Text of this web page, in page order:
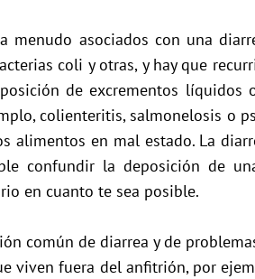
menudo asociados con una
coli y otras, y hay que
de excrementos líquidos
colienteritis, salmonelosis o
alimentos en mal estado. La
confundir la deposición de
en cuanto te sea posible.
común de diarrea y de
viven fuera del anfitrión, por